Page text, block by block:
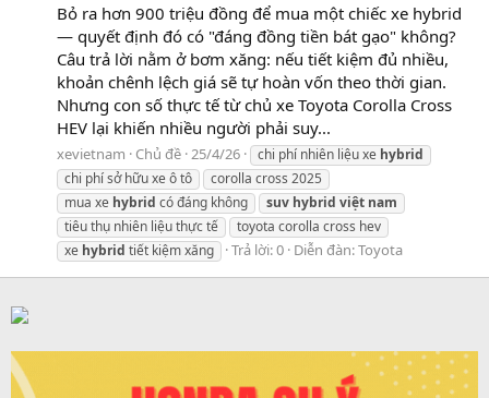
Bỏ ra hơn 900 triệu đồng để mua một chiếc xe hybrid
— quyết định đó có "đáng đồng tiền bát gạo" không?
Câu trả lời nằm ở bơm xăng: nếu tiết kiệm đủ nhiều,
khoản chênh lệch giá sẽ tự hoàn vốn theo thời gian.
Nhưng con số thực tế từ chủ xe Toyota Corolla Cross
HEV lại khiến nhiều người phải suy...
xevietnam Chủ đề 25/4/26 chi phí nhiên liệu xe hybrid
chi phí sở hữu xe ô tô
corolla cross 2025
mua xe hybrid có đáng không suv hybrid việt nam
tiêu thụ nhiên liệu thực tế
toyota corolla cross hev
xe hybrid tiết kiệm xăng Trả lời: 0 Diễn đàn:Toyota